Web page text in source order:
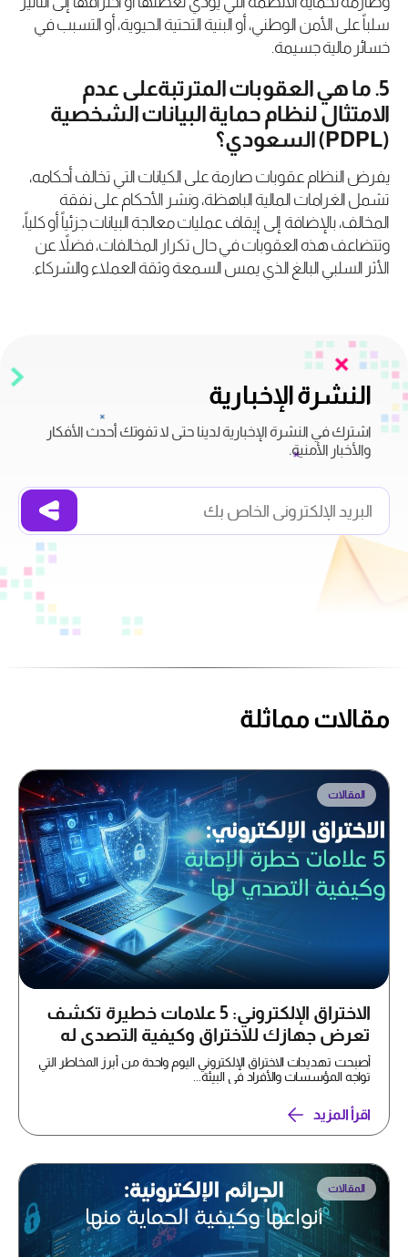
سلباً على الأمن الوطني، أو البنية التحتية الحيوية، أو التسبب في
خسائر مالية جسيمة.
5. ما هي العقوبات المترتبةعلى عدم
الامتثال لنظام حماية البيانات الشخصية
(PDPL) السعودي؟
يفرض النظام عقوبات صارمة على الكيانات التي تخالف أحكامه،
تشمل الغرامات المالية الباهظة، ونشر الأحكام على نفقة
المخالف، بالإضافة إلى إيقاف عمليات معالجة البيانات جزئياً أو كلياً،
وتتضاعف هذه العقوبات في حال تكرار المخالفات، فضلاً عن
الأثر السلبي البالغ الذي يمس السمعة وثقة العملاء والشركاء.
النشرة الإخبارية
اشترك في النشرة الإخبارية لدينا حتى لا تفوتك أحدث الأفكار
والأخبار الأمنية.
مقالات مماثلة
المقالات
الاختراق الإلكتروني: 5 علامات خطيرة تكشف
تعرض جهازك للاختراق وكيفية التصدي له
أصبحت تهديدات الاختراق الإلكتروني اليوم واحدة من أبرز المخاطر التي
تواجه المؤسسات والأفراد في البيئة...
اقرأ المزيد
المقالات